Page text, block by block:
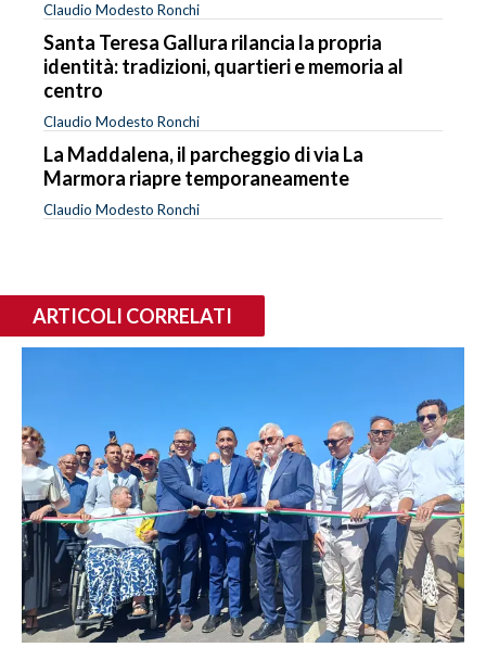
Claudio Modesto Ronchi
Santa Teresa Gallura rilancia la propria
identità: tradizioni, quartieri e memoria al
centro
Claudio Modesto Ronchi
La Maddalena, il parcheggio di via La
Marmora riapre temporaneamente
Claudio Modesto Ronchi
ARTICOLI CORRELATI